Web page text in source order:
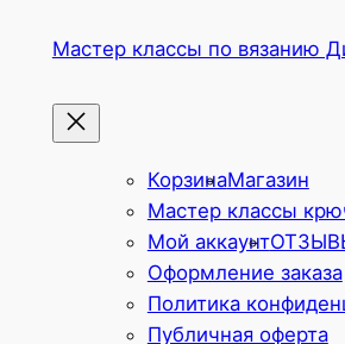
Мастер классы по вязанию
КорзинаМагазин
Мастер классы
Мой аккаунт
Оформление заказа
Политика
Публичная оферта